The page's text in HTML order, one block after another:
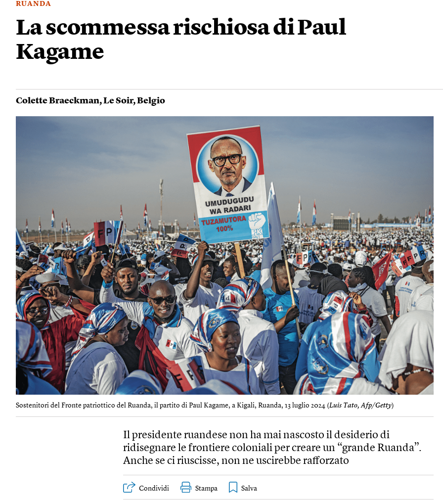
RUANDA
La scommessa rischiosa di Paul
Kagame
Colette Braeckman,Le Soir,Belgio
Sostenitori del Fronte patriottico del Ruanda, il partito di Paul Kagame, a Kigali, Ruanda, 13 luglio 2024 (Luis Tato, Afp/Getty)
Il presidente ruandese non ha mai nascosto il desiderio di
ridisegnare le frontiere coloniali per creare un “grande Ruanda”.
Anche se ci riuscisse, non ne uscirebbe rafforzato
Condividi Stampa